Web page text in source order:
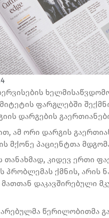
ფარგლებში
დარგების
ამ ორი დარგის
მქონე პაციენტთა
თანახმად, კიდევ ერთი
პრობლემას ქმნის, არის
მათთან დაკავშირებული
წერილობითმა